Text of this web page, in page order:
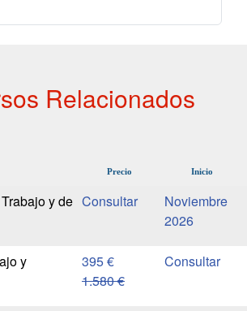
Relacionados
Precio Inicio
y de
Noviembre
2026
y
395 €
1.580 €